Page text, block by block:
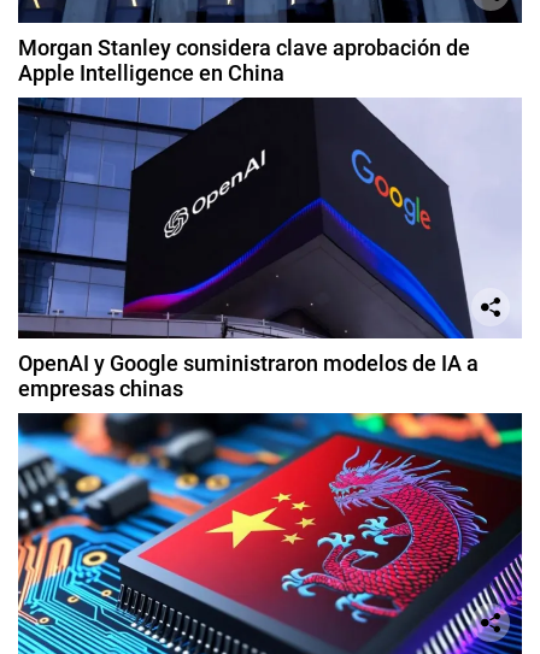
Morgan Stanley considera clave aprobación de
Apple Intelligence en China
OpenAI y Google suministraron modelos de IA a
empresas chinas